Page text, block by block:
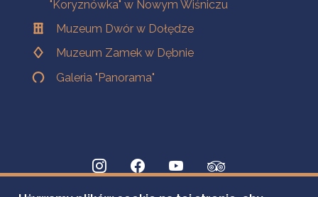
"Koryznówka" w Nowym Wiśniczu
Muzeum Dwór w Dołędze
Muzeum Zamek w Dębnie
Galeria "Panorama"